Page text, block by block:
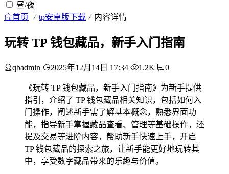
昼/夜
首页 tp安卓版下载 内容详情
玩转 TP 钱包藏品，新手入门指南
qbadmin 2025年12月14日 17:34 1.2K 0
《玩转 TP 钱包藏品，新手入门指南》为新手提供
指引，介绍了 TP 钱包藏品相关知识，包括如何入
门操作，阐述新手需了解基本概念，熟悉界面功
能，指导新手掌握藏品查看、管理等基础操作，还
提及交易等进阶内容，帮助新手快速上手，开启
TP 钱包藏品的探索之旅，让新手能更好地玩转其
中，享受数字藏品带来的乐趣与价值。